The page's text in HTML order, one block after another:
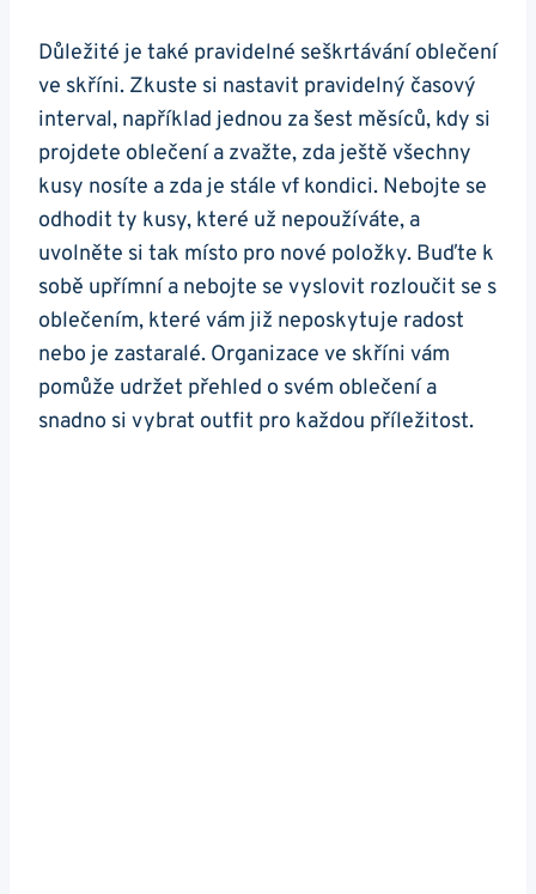
Důležité je také pravidelné seškrtávání oblečení
ve skříni. Zkuste si nastavit pravidelný časový
interval, například jednou za šest měsíců, kdy si
projdete oblečení a zvažte, zda ještě všechny
kusy nosíte a zda je stále vf kondici. Nebojte se
odhodit ty kusy, které už nepoužíváte, a
uvolněte si tak místo pro nové položky. Buďte k
sobě upřímní a nebojte se vyslovit rozloučit se s
oblečením, které vám již neposkytuje radost
nebo je zastaralé. Organizace ve skříni vám
pomůže udržet přehled o svém oblečení a
snadno si vybrat outfit pro každou příležitost.